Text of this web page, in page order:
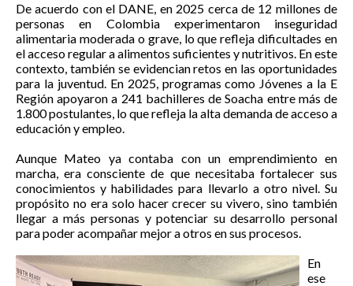
De acuerdo con el DANE, en 2025 cerca de 12 millones de
personas en Colombia experimentaron inseguridad
alimentaria moderada o grave, lo que refleja dificultades en
el acceso regular a alimentos suficientes y nutritivos. En este
contexto, también se evidencian retos en las oportunidades
para la juventud. En 2025, programas como Jóvenes a la E
Región apoyaron a 241 bachilleres de Soacha entre más de
1.800 postulantes, lo que refleja la alta demanda de acceso a
educación y empleo.
Aunque Mateo ya contaba con un emprendimiento en
marcha, era consciente de que necesitaba fortalecer sus
conocimientos y habilidades para llevarlo a otro nivel. Su
propósito no era solo hacer crecer su vivero, sino también
llegar a más personas y potenciar su desarrollo personal
para poder acompañar mejor a otros en sus procesos.
En
ese